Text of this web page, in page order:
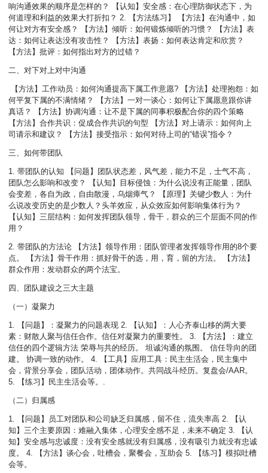
响沟通效果的顺序是怎样的？ 【认知】安全感：在心理防御状态下，为
何道理和利益的效果大打折扣？ 2. 【方法练习】 【方法】在沟通中，如
何让对方有安全感？ 【方法】倾听：如何锻炼倾听的习惯？ 【方法】表
达：如何让表达没有攻击性？ 【方法】表扬：如何表达肯定和欣赏？
【方法】批评：如何指出对方的过错？
二、对下对上对中沟通
【方法】工作动员：如何沟通提高下属工作意愿? 【方法】处理抱怨：如
何平复下属的不满情绪？ 【方法】一对一谈心：如何让下属愿意跟你讲
真话？ 【方法】协调沟通：让不是下属的同事积极配合你的四个策略
【方法】合作共识：促成合作共识的句型 【方法】对上请示：如何向上
司请示和建议？ 【方法】接受指示：如何对待上司的“错误”指令？
三、如何带团队
1. 带团队的认知 【问题】团队状态差，风气差，能力不足，士气不高，
团队怎么影响和改变？ 【认知】目标侵蚀：为什么说没有正能量，团队
会变差，各自为政，自由散漫，乌烟瘴气？ 【原理】关键少数人：为什
么说改变历史的是少数人？头羊效应，从众效应如何影响集体行为？
【认知】三层结构：如何发挥团队领导，骨干，群众的三个层面不同的作
用？
2. 带团队的方法论 【方法】领导作用：团队管理者发挥领导作用的8个要
点。 【方法】骨干作用：抓好骨干的选，用，育，留的方法。 【方法】
群众作用：发动群众的两个法宝。
四、团队建设之三大主题
（一）凝聚力
1. 【问题】：凝聚力的问题表现 2. 【认知】：人心齐泰山移的两大要
素：财散人聚与信任合作。信任对凝聚力的重要性。 3. 【方法】：建立
信任的四个逻辑方法 荣辱与共的经历。 坦诚沟通的氛围。 信任导向的团
建。 协调一致的动作。 4. 【工具】应用工具：民主生活会，民主集中
会，背景分享会，团队活动，团体动作。共同战斗经历。复盘会/AAR。
5. 【练习】民主生活会等。.
（二）归属感
1. 【问题】员工对团队和公司缺乏归属感，留不住，流失率高 2. 【认
知】三个主要原因：难融入集体，心理安全感不足，未来不确定 3. 【认
知】安全感与忠诚度：没有安全感就没有归属感，没有吸引力就没有忠诚
度。 4. 【方法】谈心会，吐槽会，聚餐会，互助会 5. 【练习】模拟吐槽
会等。